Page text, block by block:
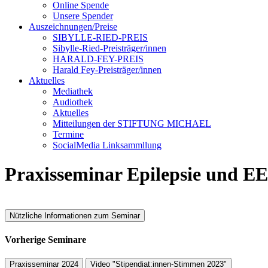
Online Spende
Unsere Spender
Auszeichnungen/Preise
SIBYLLE-RIED-PREIS
Sibylle-Ried-Preisträger/innen
HARALD-FEY-PREIS
Harald Fey-Preisträger/innen
Aktuelles
Mediathek
Audiothek
Aktuelles
Mitteilungen der STIFTUNG MICHAEL
Termine
SocialMedia Linksammllung
Praxisseminar Epilepsie und
Nützliche Informationen zum Seminar
Vorherige Seminare
Praxisseminar 2024 Video "Stipendiat:innen-Stimmen 2023"